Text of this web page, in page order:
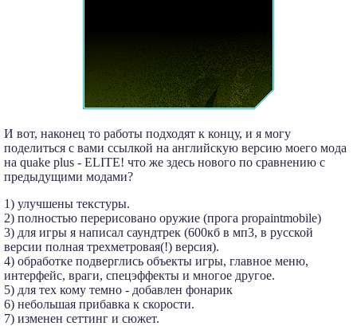
И вот, наконец то работы подходят к концу, и я могу
поделиться с вами ссылкой на английскую версию моего мода
на quake plus - ELITE! что же здесь нового по сравнению с
предыдущими модами?
1) улучшены текстуры.
2) полностью перерисовано оружие (прога propaintmobile)
3) для игры я написал саундтрек (600кб в мп3, в русской
версии полная трехметровая(!) версия).
4) обработке подверглись объекты игры, главное меню,
интерфейс, враги, спецэффекты и многое другое.
5) для тех кому темно - добавлен фонарик
6) небольшая прибавка к скорости.
7) изменен сеттинг и сюжет.